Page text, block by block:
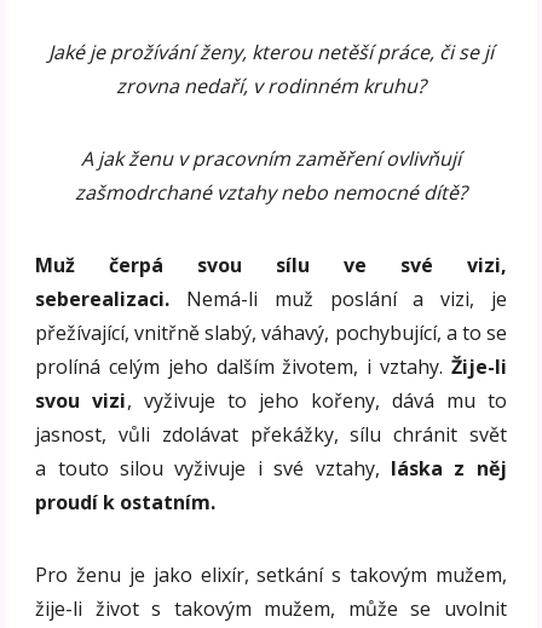
Jaké je prožívání ženy, kterou netěší práce, či se jí
zrovna nedaří, v rodinném kruhu?
A jak ženu v pracovním zaměření ovlivňují
zašmodrchané vztahy nebo nemocné dítě?
Muž čerpá svou sílu ve své vizi,
seberealizaci. Nemá-li muž poslání a vizi, je
přežívající, vnitřně slabý, váhavý, pochybující, a to se
prolíná celým jeho dalším životem, i vztahy. Žije-li
svou vizi, vyživuje to jeho kořeny, dává mu to
jasnost, vůli zdolávat překážky, sílu chránit svět
a touto silou vyživuje i své vztahy, láska z něj
proudí k ostatním.
Pro ženu je jako elixír, setkání s takovým mužem,
žije-li život s takovým mužem, může se uvolnit